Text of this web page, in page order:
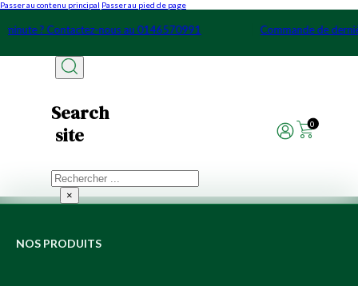
Passer au contenu principal Passer au pied de page
minute ? Contactez-nous au 0146570991 Commande de
Search
site
Rechercher
×
0
NOS PRODUITS